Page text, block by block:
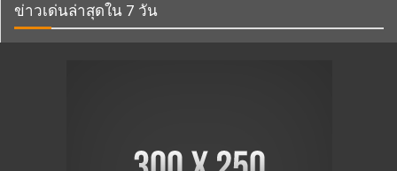
ข่าวเด่นล่าสุดใน 7 วัน